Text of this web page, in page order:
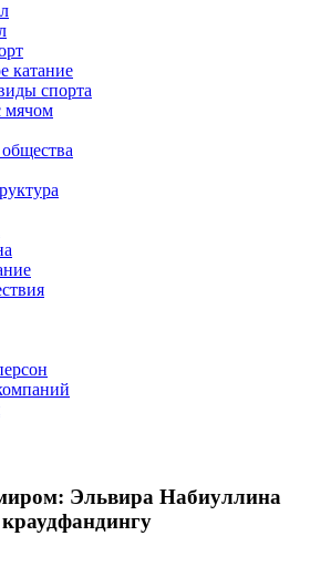
катание
спорта
мячом
Эльвира Набиуллина